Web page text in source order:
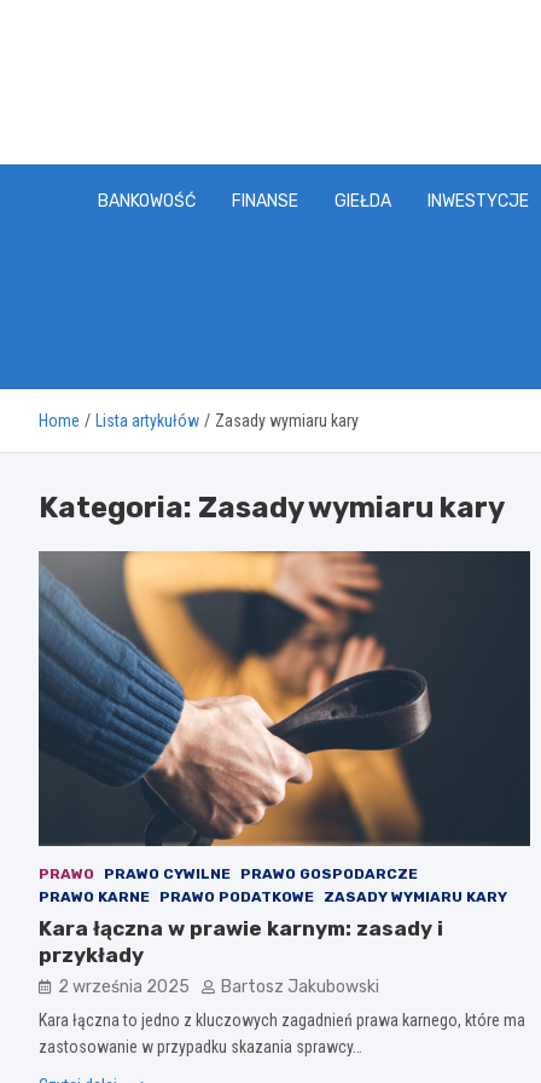
BANKOWOŚĆ FINANSE GIEŁDA INWESTYCJE
Home Lista artykułów Zasady wymiaru kary
Kategoria: Zasady wymiaru kary
PRAWO PRAWO CYWILNE
PRAWO GOSPODARCZE
PRAWO KARNE
PRAWO PODATKOWE ZASADY WYMIARU KARY
Kara łączna w prawie karnym: zasady i
przykłady
2 września 2025 Bartosz Jakubowski
Kara łączna to jedno z kluczowych zagadnień prawa karnego, które ma
zastosowanie w przypadku skazania sprawcy…